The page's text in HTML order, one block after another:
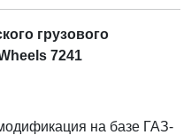
грузового
7241
на базе ГАЗ-